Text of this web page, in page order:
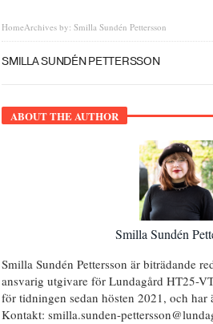
HomeArchives by: Smilla Sundén Pettersson
SMILLA SUNDÉN PETTERSSON
ABOUT THE AUTHOR
Smilla Sundén
Smilla Sundén Pettersson är biträdande
ansvarig utgivare för Lundagård HT25-
för tidningen sedan hösten 2021, och
Kontakt: smilla.sunden-